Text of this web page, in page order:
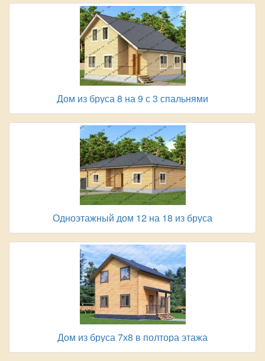
Дом из бруса 8 на 9 с 3 спальнями
Одноэтажный дом 12 на 18 из бруса
Дом из бруса 7х8 в полтора этажа